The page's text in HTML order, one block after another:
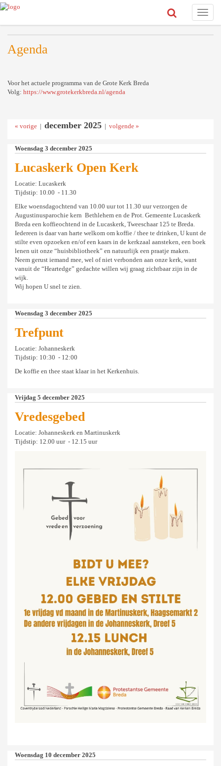
Toggle
Agenda
Voor het actuele programma van de Grote Kerk Breda
Volg: https://www.grotekerkbreda.nl/agenda
« vorige | december 2025 | volgende »
Woensdag 3 december 2025
Lucaskerk Open Kerk
Locatie: Lucaskerk
Tijdstip: 10.00 - 11.30
Elke woensdagochtend van 10.00 uur tot 11.30 uur verzorgen de
Augustinusparochie kern Bethlehem en de Prot. Gemeente Lucaskerk
Breda een koffieochtend in de Lucaskerk, Tweeschaar 125 te Breda.
Iedereen is daar van harte welkom om koffie / thee te drinken, U kunt de
stilte even opzoeken en/of een kaars in de kerkzaal aansteken, een boek
lenen uit onze “huisbibliotheek” en natuurlijk een praatje maken.
Neem gerust iemand mee, wel of niet verbonden aan onze kerk, want
vanuit de “Heartedge” gedachte willen wij graag zichtbaar zijn in de
wijk.
Wij hopen U snel te zien.
Woensdag 3 december 2025
Trefpunt
Locatie: Johanneskerk
Tijdstip: 10:30 - 12:00
De koffie en thee staat klaar in het Kerkenhuis.
Vrijdag 5 december 2025
Vredesgebed
Locatie: Johanneskerk en Martinuskerk
Tijdstip: 12.00 uur - 12.15 uur
Woensdag 10 december 2025